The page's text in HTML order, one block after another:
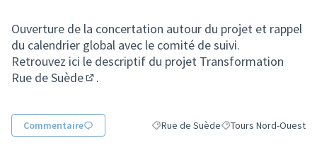
(Lien externe)
Ouverture de la concertation autour du projet et rappel
du calendrier global avec le comité de suivi.
Retrouvez ici le descriptif du projet Transformation
Rue de Suède
.
Commentaire Filtrer les résultats de la catégorie :
Rue de SuèdeFiltrer les résultats
Tours Nord-Ouest